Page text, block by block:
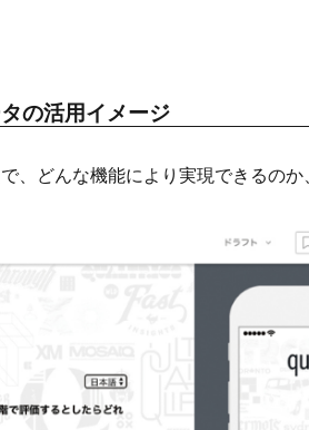
の活用イメージ
、どんな機能により実現できるの